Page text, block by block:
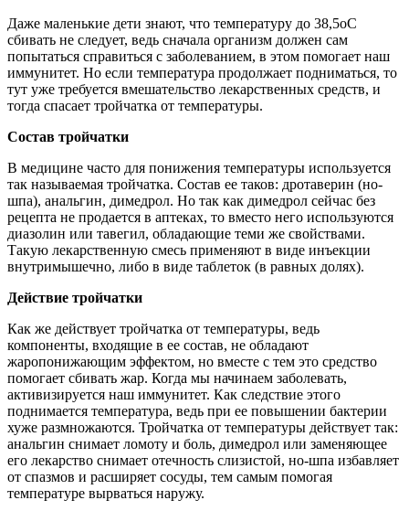
Даже маленькие дети знают, что температуру до 38,5оC
сбивать не следует, ведь сначала организм должен сам
попытаться справиться с заболеванием, в этом помогает наш
иммунитет. Но если температура продолжает подниматься, то
тут уже требуется вмешательство лекарственных средств, и
тогда спасает тройчатка от температуры.
Состав тройчатки
В медицине часто для понижения температуры используется
так называемая тройчатка. Состав ее таков: дротаверин (но-
шпа), анальгин, димедрол. Но так как димедрол сейчас без
рецепта не продается в аптеках, то вместо него используются
диазолин или тавегил, обладающие теми же свойствами.
Такую лекарственную смесь применяют в виде инъекции
внутримышечно, либо в виде таблеток (в равных долях).
Действие тройчатки
Как же действует тройчатка от температуры, ведь
компоненты, входящие в ее состав, не обладают
жаропонижающим эффектом, но вместе с тем это средство
помогает сбивать жар. Когда мы начинаем заболевать,
активизируется наш иммунитет. Как следствие этого
поднимается температура, ведь при ее повышении бактерии
хуже размножаются. Тройчатка от температуры действует так:
анальгин снимает ломоту и боль, димедрол или заменяющее
его лекарство снимает отечность слизистой, но-шпа избавляет
от спазмов и расширяет сосуды, тем самым помогая
температуре вырваться наружу.